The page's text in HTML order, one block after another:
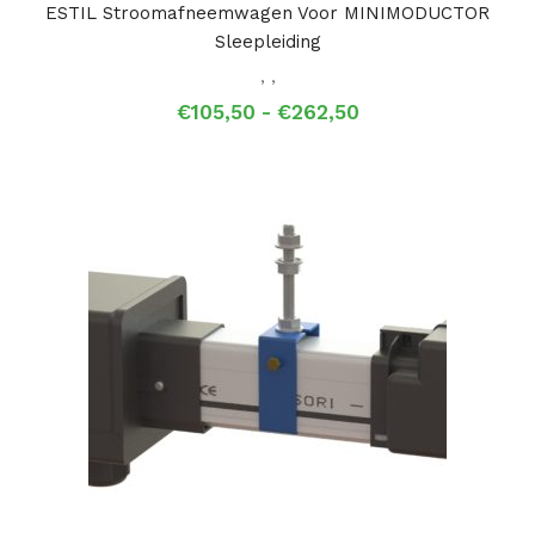
ESTIL Stroomafneemwagen Voor MINIMODUCTOR
Sleepleiding
, ,
€105,50 - €262,50Prijsklasse: